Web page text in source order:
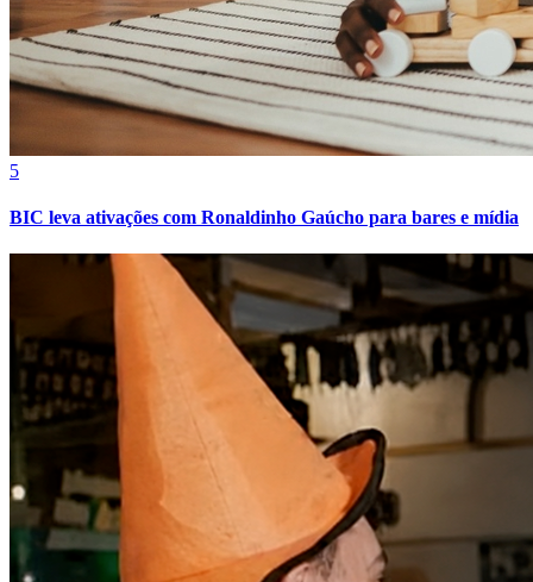
5
BIC leva ativações com Ronaldinho Gaúcho para bares e mídia